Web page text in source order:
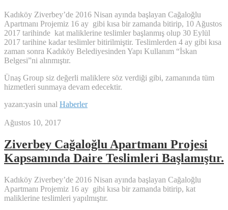
Kadıköy Ziverbey’de 2016 Nisan ayında başlayan Cağaloğlu
Apartmanı Projemiz 16 ay gibi kısa bir zamanda bitirip, 10 Ağustos
2017 tarihinde kat maliklerine teslimler başlanmış olup 30 Eylül
2017 tarihine kadar teslimler bitirilmiştir. Teslimlerden 4 ay gibi kısa
zaman sonra Kadıköy Belediyesinden Yapı Kullanım “İskan
Belgesi”ni alınmıştır.
Ünaş Group siz değerli maliklere söz verdiği gibi, zamanında tüm
hizmetleri sunmaya devam edecektir.
yazan:yasin unal Haberler
Ağustos 10, 2017
Ziverbey Cağaloğlu Apartmanı Projesi
Kapsamında Daire Teslimleri Başlamıştır.
Kadıköy Ziverbey’de 2016 Nisan ayında başlayan Cağaloğlu
Apartmanı Projemiz 16 ay gibi kısa bir zamanda bitirip, kat
maliklerine teslimleri yapılmıştır.